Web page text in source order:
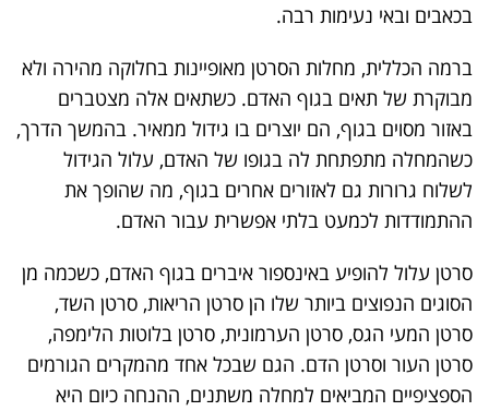
בכאבים ובאי נעימות רבה.
ברמה הכללית, מחלות הסרטן מאופיינות בחלוקה מהירה ולא
מבוקרת של תאים בגוף האדם. כשתאים אלה מצטברים
באזור מסוים בגוף, הם יוצרים בו גידול ממאיר. בהמשך הדרך,
כשהמחלה מתפתחת לה בגופו של האדם, עלול הגידול
לשלוח גרורות גם לאזורים אחרים בגוף, מה שהופך את
ההתמודדות לכמעט בלתי אפשרית עבור האדם.
סרטן עלול להופיע באינספור איברים בגוף האדם, כשכמה מן
הסוגים הנפוצים ביותר שלו הן סרטן הריאות, סרטן השד,
סרטן המעי הגס, סרטן הערמונית, סרטן בלוטות הלימפה,
סרטן העור וסרטן הדם. הגם שבכל אחד מהמקרים הגורמים
הספציפיים המביאים למחלה משתנים, ההנחה כיום היא